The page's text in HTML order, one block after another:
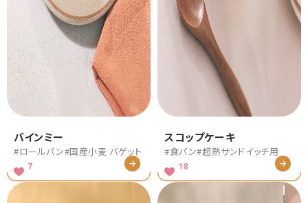
バインミー
#ロールパン#国産小麦 バゲット
7
スコップケーキ
#食パン#超熟サンドイッチ用
18